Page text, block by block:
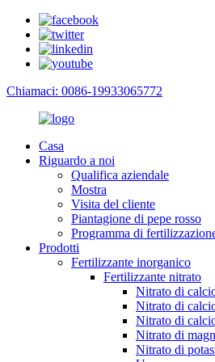
Chiamaci: 0086-19933065772
Casa
Riguardo a noi
Qualifica aziendale
Mostra
Visita del cliente
Piantagione di pepe rosso
Programma di
Prodotti
Fertilizzante inorganico
Fertilizzante nitrato
Nitrato di
Nitrato di
Nitrato di
Nitrato di
Nitrato di